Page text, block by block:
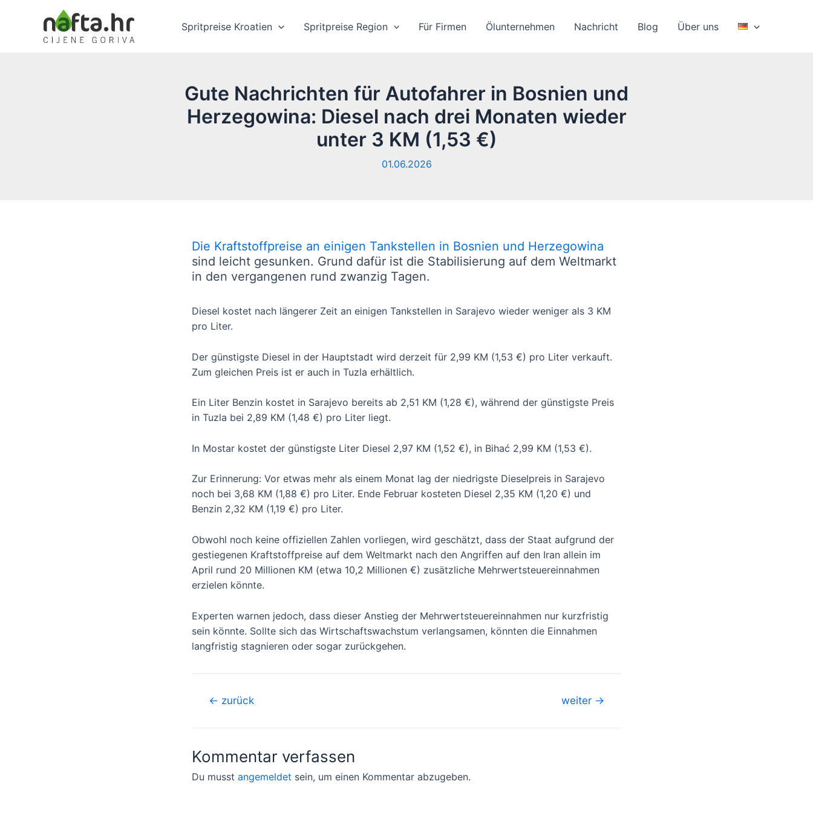
Spritpreise Kroatien Spritpreise Region Für Firmen Ölunternehmen Nachricht Blog Über uns
Gute Nachrichten für Autofahrer in Bosnien und
Herzegowina: Diesel nach drei Monaten wieder
unter 3 KM (1,53 €)
01.06.2026
Die Kraftstoffpreise an einigen Tankstellen in Bosnien und Herzegowina
sind leicht gesunken. Grund dafür ist die Stabilisierung auf dem Weltmarkt
in den vergangenen rund zwanzig Tagen.
Diesel kostet nach längerer Zeit an einigen Tankstellen in Sarajevo wieder weniger als 3 KM
pro Liter.
Der günstigste Diesel in der Hauptstadt wird derzeit für 2,99 KM (1,53 €) pro Liter verkauft.
Zum gleichen Preis ist er auch in Tuzla erhältlich.
Ein Liter Benzin kostet in Sarajevo bereits ab 2,51 KM (1,28 €), während der günstigste Preis
in Tuzla bei 2,89 KM (1,48 €) pro Liter liegt.
In Mostar kostet der günstigste Liter Diesel 2,97 KM (1,52 €), in Bihać 2,99 KM (1,53 €).
Zur Erinnerung: Vor etwas mehr als einem Monat lag der niedrigste Dieselpreis in Sarajevo
noch bei 3,68 KM (1,88 €) pro Liter. Ende Februar kosteten Diesel 2,35 KM (1,20 €) und
Benzin 2,32 KM (1,19 €) pro Liter.
Obwohl noch keine offiziellen Zahlen vorliegen, wird geschätzt, dass der Staat aufgrund der
gestiegenen Kraftstoffpreise auf dem Weltmarkt nach den Angriffen auf den Iran allein im
April rund 20 Millionen KM (etwa 10,2 Millionen €) zusätzliche Mehrwertsteuereinnahmen
erzielen könnte.
Experten warnen jedoch, dass dieser Anstieg der Mehrwertsteuereinnahmen nur kurzfristig
sein könnte. Sollte sich das Wirtschaftswachstum verlangsamen, könnten die Einnahmen
langfristig stagnieren oder sogar zurückgehen.
Beitragsnavigation
← zurück weiter →
Kommentar verfassen
Du musst angemeldet sein, um einen Kommentar abzugeben.